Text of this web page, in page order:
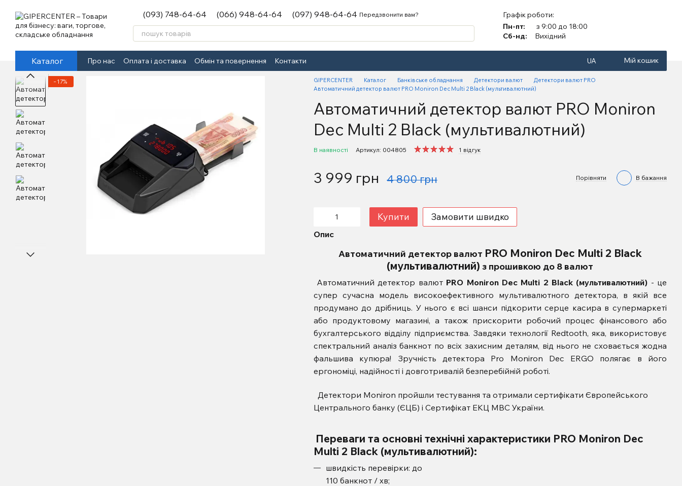
(093) 748-64-64 (066) 948-64-64 (097) 948-64-64 Передзвонити вам?
Графік роботи:
Пн-пт:
з 9:00 до 18:00
Сб-нд:
Вихідний
Каталог Про нас Оплата і доставка Обмін та повернення Контакти UA Мій кошик
−17% GIPERCENTER Каталог Банківське обладнання Детектори валют
Детектори валют PRO
Автоматичний детектор валют PRO Moniron Dec Multi 2 Black (мультивалютний)
Автоматичний детектор валют PRO Moniron
Dec Multi 2 Black (мультивалютний)
В наявності Артикул: 004805 1 відгук
3 999 грн 4 800 грн Порівняти В бажання
Купити Замовити швидко
Опис
Автоматичний детектор валют PRO Moniron Dec Multi 2 Black
(мультивалютний) з прошивкою до 8 валют
Автоматичний детектор валют PRO Moniron Dec Multi 2 Black (мультивалютний) - це
супер сучасна модель високоефективного мультивалютного детектора, в якій все
продумано до дрібниць. У нього є всі шанси підкорити серце касира в супермаркеті
або продуктовому магазині, а також прискорити робочий процес фінансового або
бухгалтерського відділу підприємства. Завдяки технології Redtooth, яка, використовує
спектральний аналіз банкнот по всіх захисним деталям, від нього не сховається жодна
фальшива купюра! Зручність детектора Pro Moniron Dec ERGO полягає в його
ергономіці, надійності і довготривалій безперебійній роботі.
Детектори Moniron пройшли тестування та отримали сертифікати Європейського
Центрального банку (ЄЦБ) і Сертифікат ЕКЦ МВС України.
Переваги та основні технічні характеристики PRO Moniron Dec
Multi 2 Black (мультивалютний):
швидкість перевірки: до
110 банкнот / хв;